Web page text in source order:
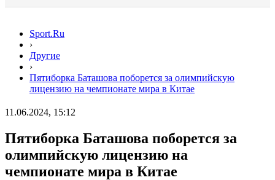
Sport.Ru
›
Другие
›
Пятиборка Баташова поборется за олимпийскую
лицензию на чемпионате мира в Китае
11.06.2024, 15:12
Пятиборка Баташова поборется за
олимпийскую лицензию на
чемпионате мира в Китае